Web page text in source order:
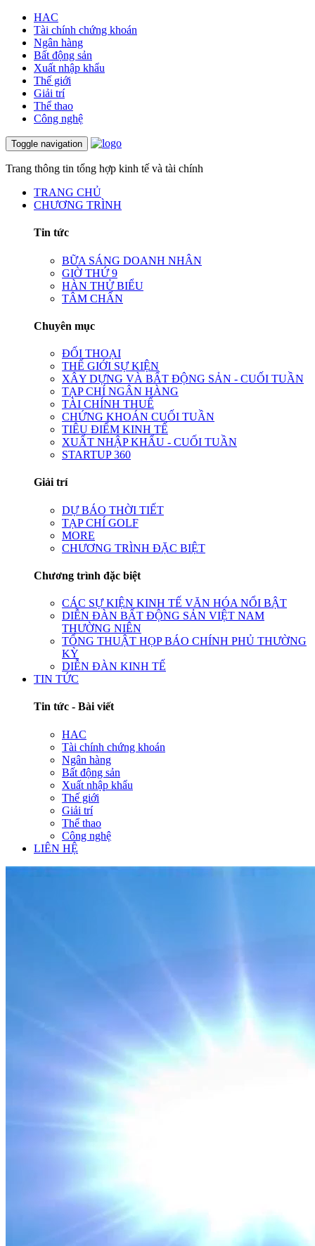
HAC
Tài chính chứng khoán
Ngân hàng
Bất động sản
Xuất nhập khẩu
Thế giới
Giải trí
Thể thao
Công nghệ
Toggle navigation
Trang thông tin tổng hợp kinh tế và tài chính
TRANG CHỦ
CHƯƠNG TRÌNH
Tin tức
BỮA SÁNG DOANH NHÂN
GIỜ THỨ 9
HÀN THỬ BIỂU
TÂM CHẤN
Chuyên mục
ĐỐI THOẠI
THẾ GIỚI SỰ KIỆN
XÂY DỰNG VÀ BẤT ĐỘNG SẢN - CUỐI TUẦN
TẠP CHÍ NGÂN HÀNG
TÀI CHÍNH THUẾ
CHỨNG KHOÁN CUỐI TUẦN
TIÊU ĐIỂM KINH TẾ
XUẤT NHẬP KHẨU - CUỐI TUẦN
STARTUP 360
Giải trí
DỰ BÁO THỜI TIẾT
TẠP CHÍ GOLF
MORE
CHƯƠNG TRÌNH ĐẶC BIỆT
Chương trình đặc biệt
CÁC SỰ KIỆN KINH TẾ VĂN HÓA NỔI BẬT
DIỄN ĐÀN BẤT ĐỘNG SẢN VIỆT NAM
THƯỜNG NIÊN
TỔNG THUẬT HỌP BÁO CHÍNH PHỦ THƯỜNG
KỲ
DIỄN ĐÀN KINH TẾ
TIN TỨC
Tin tức - Bài viết
HAC
Tài chính chứng khoán
Ngân hàng
Bất động sản
Xuất nhập khẩu
Thế giới
Giải trí
Thể thao
Công nghệ
LIÊN HỆ